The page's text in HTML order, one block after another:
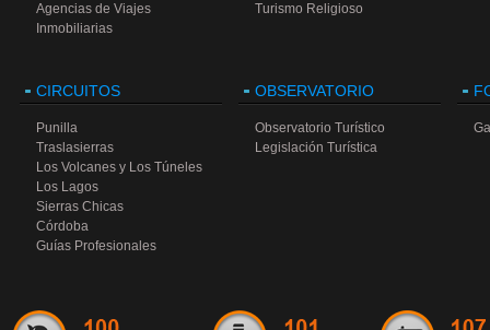
Agencias de Viajes
Inmobiliarias
Turismo Religioso
CIRCUITOS
Punilla
Traslasierras
Los Volcanes y Los Túneles
Los Lagos
Sierras Chicas
Córdoba
Guías Profesionales
OBSERVATORIO
Observatorio Turístico
Legislación Turística